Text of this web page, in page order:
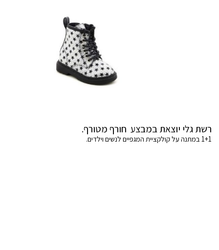
רשת גלי יוצאת במבצע חורף מטורף.
1+1 במתנה על קולקציית המגפיים לנשים וילדים.